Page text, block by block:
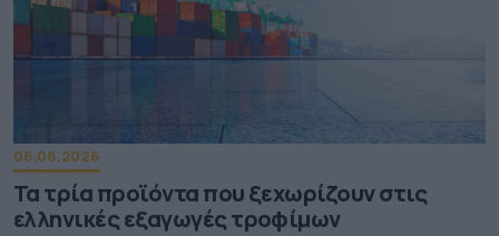
06.08.2026
Τα τρία προϊόντα που ξεχωρίζουν στις
ελληνικές εξαγωγές τροφίμων